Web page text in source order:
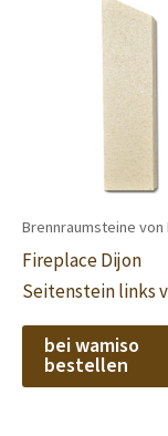
Brennraumsteine von
Fireplace Dijon
Seitenstein links
bei wamiso
bestellen